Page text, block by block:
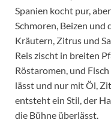
Spanien kocht pur,
Schmoren, Beizen und
Kräutern, Zitrus und
Reis zischt in breiten
Röstaromen, und
lässt und nur mit Öl,
entsteht ein Stil, der
die Bühne überlässt.